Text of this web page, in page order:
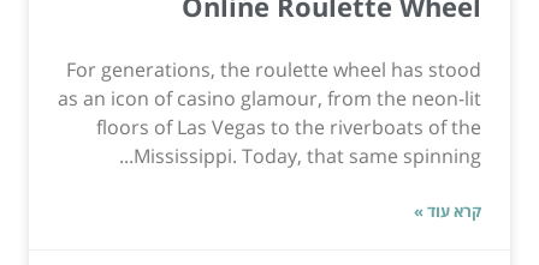
For generations, the roulette wheel has stood
as an icon of casino glamour, from the neon-lit
floors of Las Vegas to the riverboats of the
Mississippi. Today, that same spinning...
קרא עוד »